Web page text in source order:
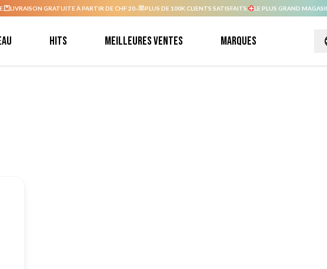
LIVRAISON GRATUITE À PARTIR DE CHF 20.- PLUS DE 100K CLIENTS SATISFAITS. LE PLUS GRAND
Hits Meilleures ventes Marques